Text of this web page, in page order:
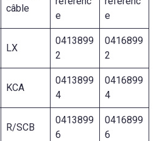
câble
e
e
LX
0413899
2
0416899
2
KCA
0413899
4
0416899
4
R/SCB
0413899
6
0416899
6